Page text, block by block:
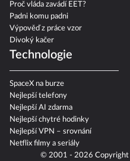
© 2001 - 2026 Copyright
Proč vláda zavádí EET?
Padni komu padni
Výpověď z práce vzor
Divoký kačer
Technologie
SpaceX na burze
Nejlepší telefony
Nejlepší AI zdarma
Nejlepší chytré hodinky
Nejlepší VPN – srovnání
Netflix filmy a seriály